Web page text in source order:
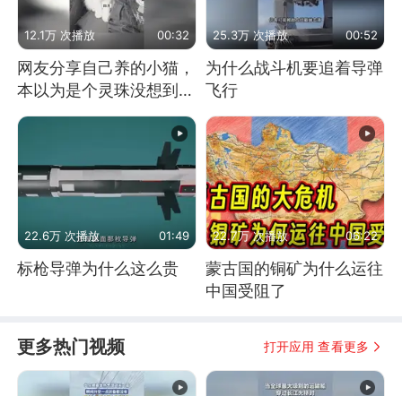
12.1万 次播放 00:32
网友分享自己养的小猫，
本以为是个灵珠没想到是
魔丸
25.3万 次播放 00:52
为什么战斗机要追着导弹
飞行
22.6万 次播放 01:49
标枪导弹为什么这么贵
22.7万 次播放 06:22
蒙古国的铜矿为什么运往
中国受阻了
更多热门视频 打开应用 查看更多